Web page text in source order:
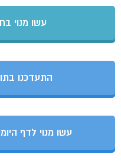
עשו מנוי
התעדכנו
עשו מנוי לדף